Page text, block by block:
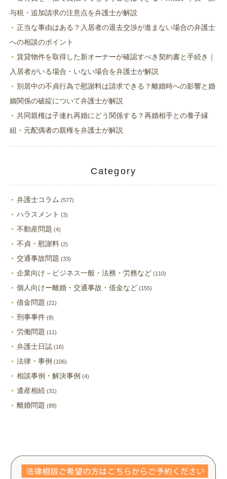
与税・追加請求の注意点を弁護士が解説
正当な事由はある？入居者の退去交渉が進まない場合の弁護士
への相談のポイント
賃貸物件を取得した新オーナーが確認すべき契約書と手続き｜
入居者がいる場合・いない場合を弁護士が解説
別居中の不貞行為で慰謝料は請求できる？離婚時への影響と婚
姻関係の破綻について弁護士が解説
共同親権は子連れ再婚にどう関係する？再婚相手との養子縁
組・元配偶者の親権を弁護士が解説
Category
弁護士コラム (577)
ハラスメント (3)
不動産問題 (4)
不貞・慰謝料(2)
交通事故問題 (33)
企業向け－ビジネス一般・法務・労務など (110)
個人向けー離婚・交通事故・借金など (155)
借金問題 (21)
刑事事件(8)
労働問題 (11)
弁護士日誌(16)
法律・事例 (106)
相談事例・解決事例 (4)
遺産相続(31)
離婚問題 (89)